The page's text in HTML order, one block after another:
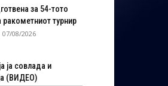
за 54-тото
ракометниот турнир
07/08/2026
ја совлада и
(ВИДЕО)